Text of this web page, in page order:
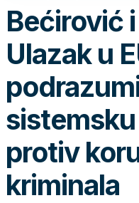
Bećirović
Ulazak u
protiv
kriminala